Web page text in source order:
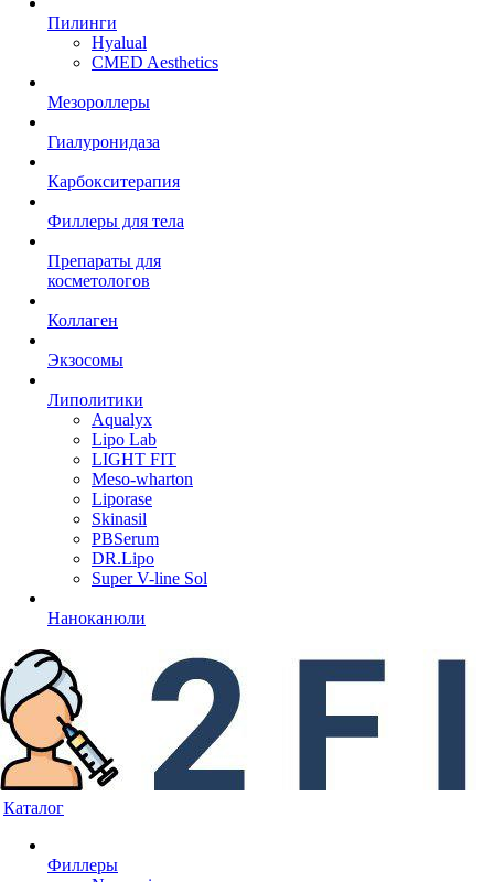
Пилинги
Hyalual
CMED Aesthetics
Мезороллеры
Гиалуронидаза
Карбокситерапия
Филлеры для тела
Препараты для
косметологов
Коллаген
Экзосомы
Липолитики
Aqualyx
Lipo Lab
LIGHT FIT
Meso-wharton
Liporase
Skinasil
PBSerum
DR.Lipo
Super V-line Sol
Наноканюли
Каталог
Филлеры